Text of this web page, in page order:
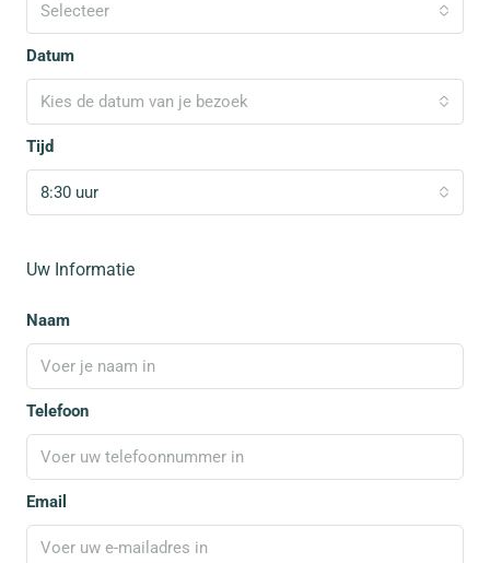
Selecteer
Datum
Kies de datum van je bezoek
Tijd
8:30 uur
Uw Informatie
Naam
Telefoon
Email